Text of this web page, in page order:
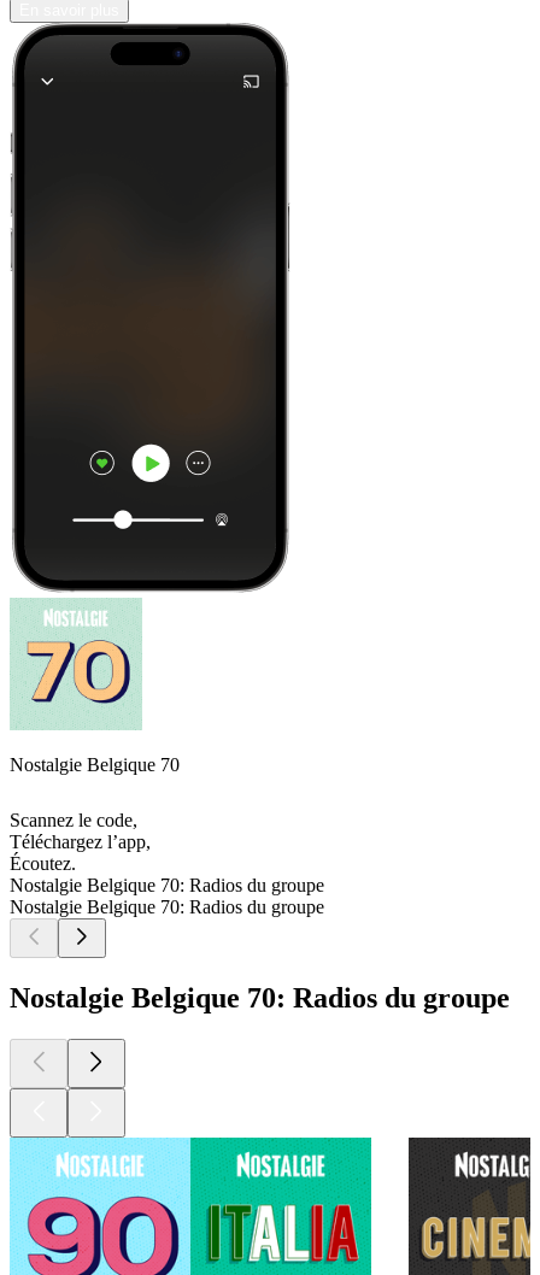
Nostalgie Belgique 70
Scannez le code,
Téléchargez l’app,
Écoutez.
Nostalgie Belgique 70: Radios du groupe
Nostalgie Belgique 70: Radios du groupe
Nostalgie Belgique 70: Radios du groupe